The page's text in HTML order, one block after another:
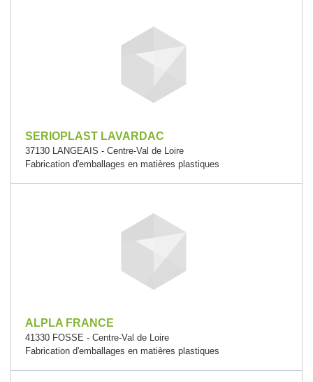
SERIOPLAST LAVARDAC
37130 LANGEAIS - Centre-Val de Loire
Fabrication d'emballages en matières plastiques
ALPLA FRANCE
41330 FOSSE - Centre-Val de Loire
Fabrication d'emballages en matières plastiques